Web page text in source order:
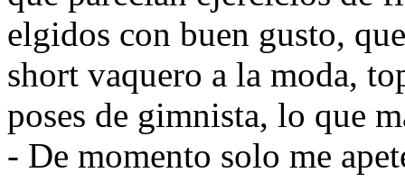
elgidos con buen gusto,
short vaquero a la moda,
poses de gimnista, lo que
- De momento solo me